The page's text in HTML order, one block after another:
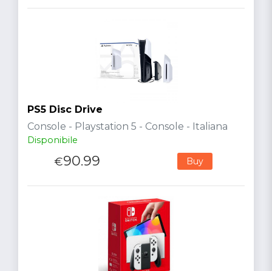
PS5 Disc Drive
Console - Playstation 5 - Console - Italiana
Disponibile
€90.99 Buy